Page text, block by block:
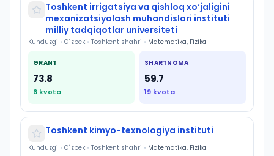
Toshkent irrigatsiya va qishloq xo‘jaligini
mexanizatsiyalash muhandislari instituti
milliy tadqiqotlar universiteti
Kunduzgi • O`zbek • Toshkent shahri • Matematika, Fizika
GRANT
73.8
6 kvota
SHARTNOMA
59.7
19 kvota
Toshkent kimyo-texnologiya instituti
Kunduzgi • O`zbek • Toshkent shahri • Matematika, Fizika